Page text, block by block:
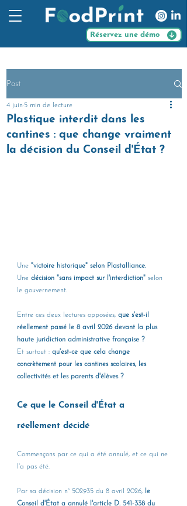
Réservez une démo
Post
Plastique interdit dans les
cantines : que change vraiment
la décision du Conseil d'État ?
4 juin 5 min de lecture
Une "victoire historique" selon Plastalliance.
Une décision "sans impact sur l'interdiction" selon
le gouvernement.
Entre ces deux lectures opposées, que s'est-il
réellement passé le 8 avril 2026 devant la plus
haute juridiction administrative française ?
Et surtout : qu'est-ce que cela change
concrètement pour les cantines scolaires, les
collectivités et les parents d'élèves ?
Ce que le Conseil d'État a
réellement décidé
Commençons par ce qui a été annulé, et ce qui ne
l'a pas été.
Par sa décision n° 502935 du 8 avril 2026, le
Conseil d'État a annulé l'article D. 541-338 du